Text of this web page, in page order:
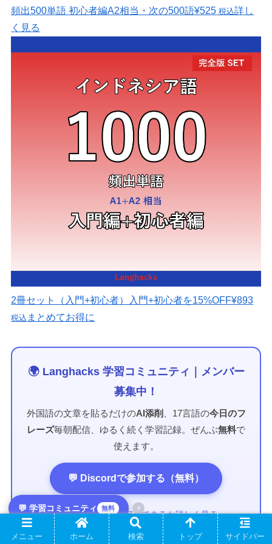
頻出500単語 初心者編A2相当・次の500語¥525 税込詳し
く見る
2冊セット（入門+初心者） 入門+初心者を15%OFF¥893
税込 まとめてお得に
🌍 Langhacks 学習コミュニティ｜メンバー
募集中！
外国語の文章を貼るだけのAI添削 、17言語の今日のフ
レーズ毎朝配信、ゆるく続く学習記録。ぜんぶ無料で
使えます。
💬 Discordで参加する（無料）
→ コミュニティで何ができるか詳しく見る
💬 学習コミュニティ 無料 ×
メニュー ホーム 検索 トップ サイドバー